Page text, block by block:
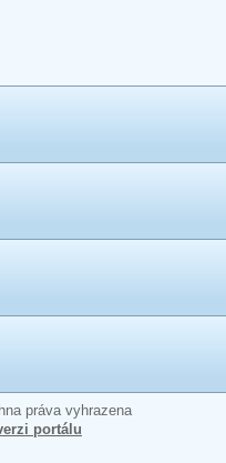
práva vyhrazena
portálu